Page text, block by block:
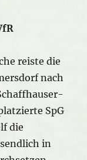
reiste die
nach
SpG
die
in